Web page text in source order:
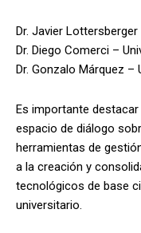
Dr. Javier
Dr. Diego Comerci –
Dr. Gonzalo Márquez –
Es importante
espacio de diálogo
herramientas de
a la creación y
tecnológicos de base
universitario.